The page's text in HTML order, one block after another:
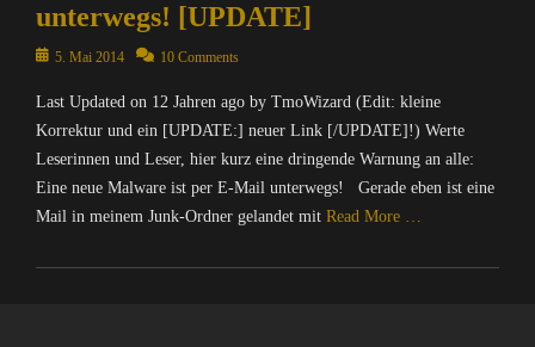
unterwegs! [UPDATE]
Posted5. Mai 2014 10 Comments
Last Updated on 12 Jahren ago by TmoWizard (Edit: kleine
Korrektur und ein [UPDATE:] neuer Link [/UPDATE]!) Werte
Leserinnen und Leser, hier kurz eine dringende Warnung an alle:
Eine neue Malware ist per E-Mail unterwegs! Gerade eben ist eine
Mail in meinem Junk-Ordner gelandet mit Read More …
Categories